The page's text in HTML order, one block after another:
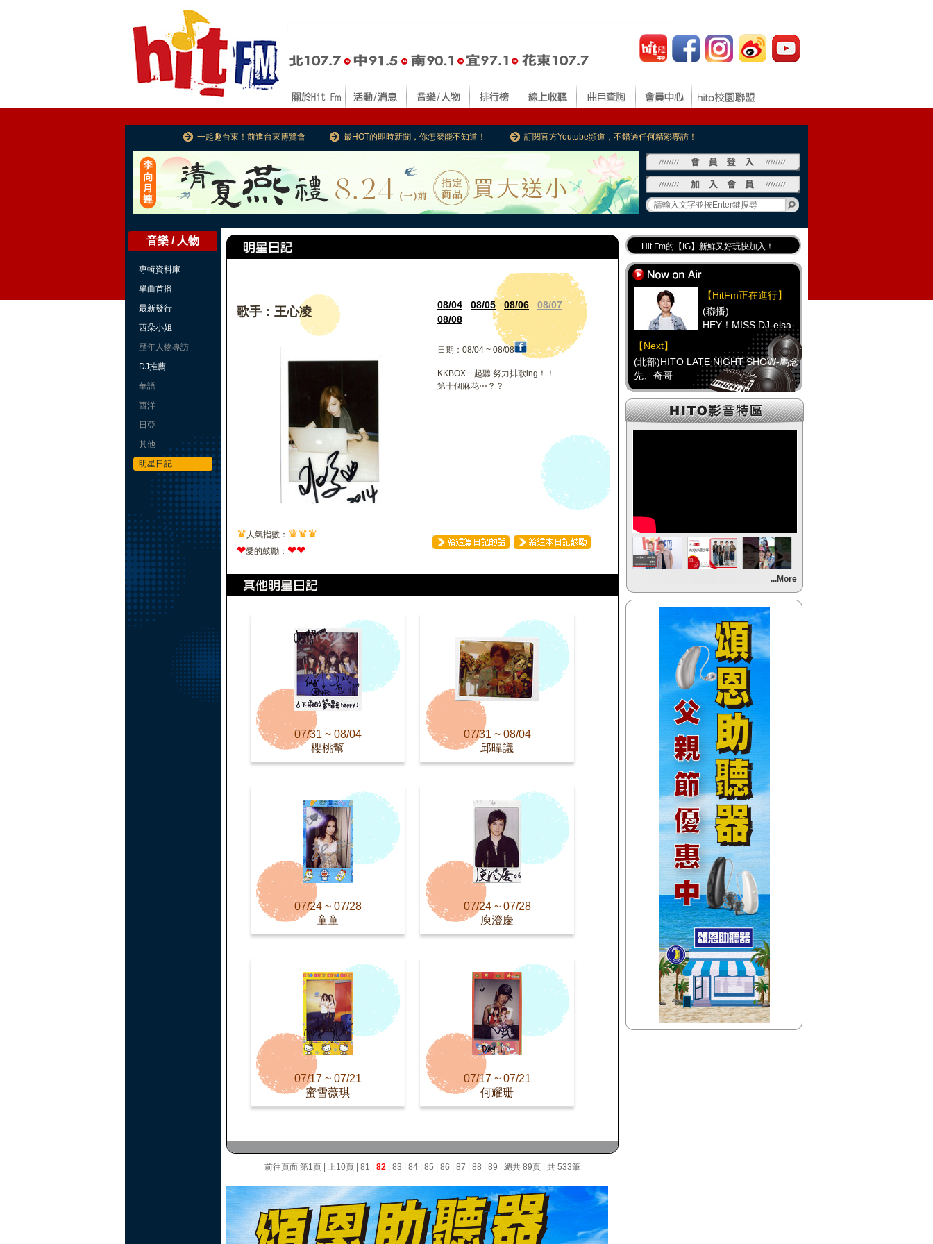
一起趣台東！前進台東博覽會 最HOT的即時新聞，你怎麼能不知道！ 訂閱官方Youtube頻道，不錯過任何精彩專訪！
音樂 / 人物
專輯資料庫
單曲首播
最新發行
西朵小姐
歷年人物專訪
DJ推薦
華語
西洋
日亞
其他
明星日記
歌手：王心凌 08/04 08/05 08/06
08/07
08/08
日期：08/04 ~ 08/08
KKBOX一起聽 努力排歌ing！！
第十個麻花⋯？？
♛ 人氣指數： ♛♛♛
❤愛的鼓勵： ❤❤
07/31 ~ 08/04
櫻桃幫
07/31 ~ 08/04
邱暐議
07/24 ~ 07/28
童童
07/24 ~ 07/28
庾澄慶
07/17 ~ 07/21
蜜雪薇琪
07/17 ~ 07/21
何耀珊
前往頁面 第1頁 上10頁 81 82 83 84 85 86 87 88 89 | 總共 89頁 | 共 533筆
Hit Fm的【IG】新鮮又好玩快加入！
Hit Fm【FB臉書粉絲團】等你加入！
最專業《DJ推薦》好音樂千萬別錯過！
好康報報 最新優惠訊息都在這！
【HitFm正在進行】
(聯播)
HEY！MISS DJ-elsa
【Next】
(北部)HITO LATE NIGHT SHOW-馬念
先、奇哥
【HitFm正在進行】
(聯播)
(聯播)
HEY！MISS DJ-elsa
【Next】
【HitFm正在進行】
(聯播)
HEY！MISS DJ-elsa
【Next】
(宜蘭)音樂不夜城
【HitFm正在進行】
(聯播)
HEY！MISS DJ-elsa
【Next】
(花東)東台灣夜未眠
...More